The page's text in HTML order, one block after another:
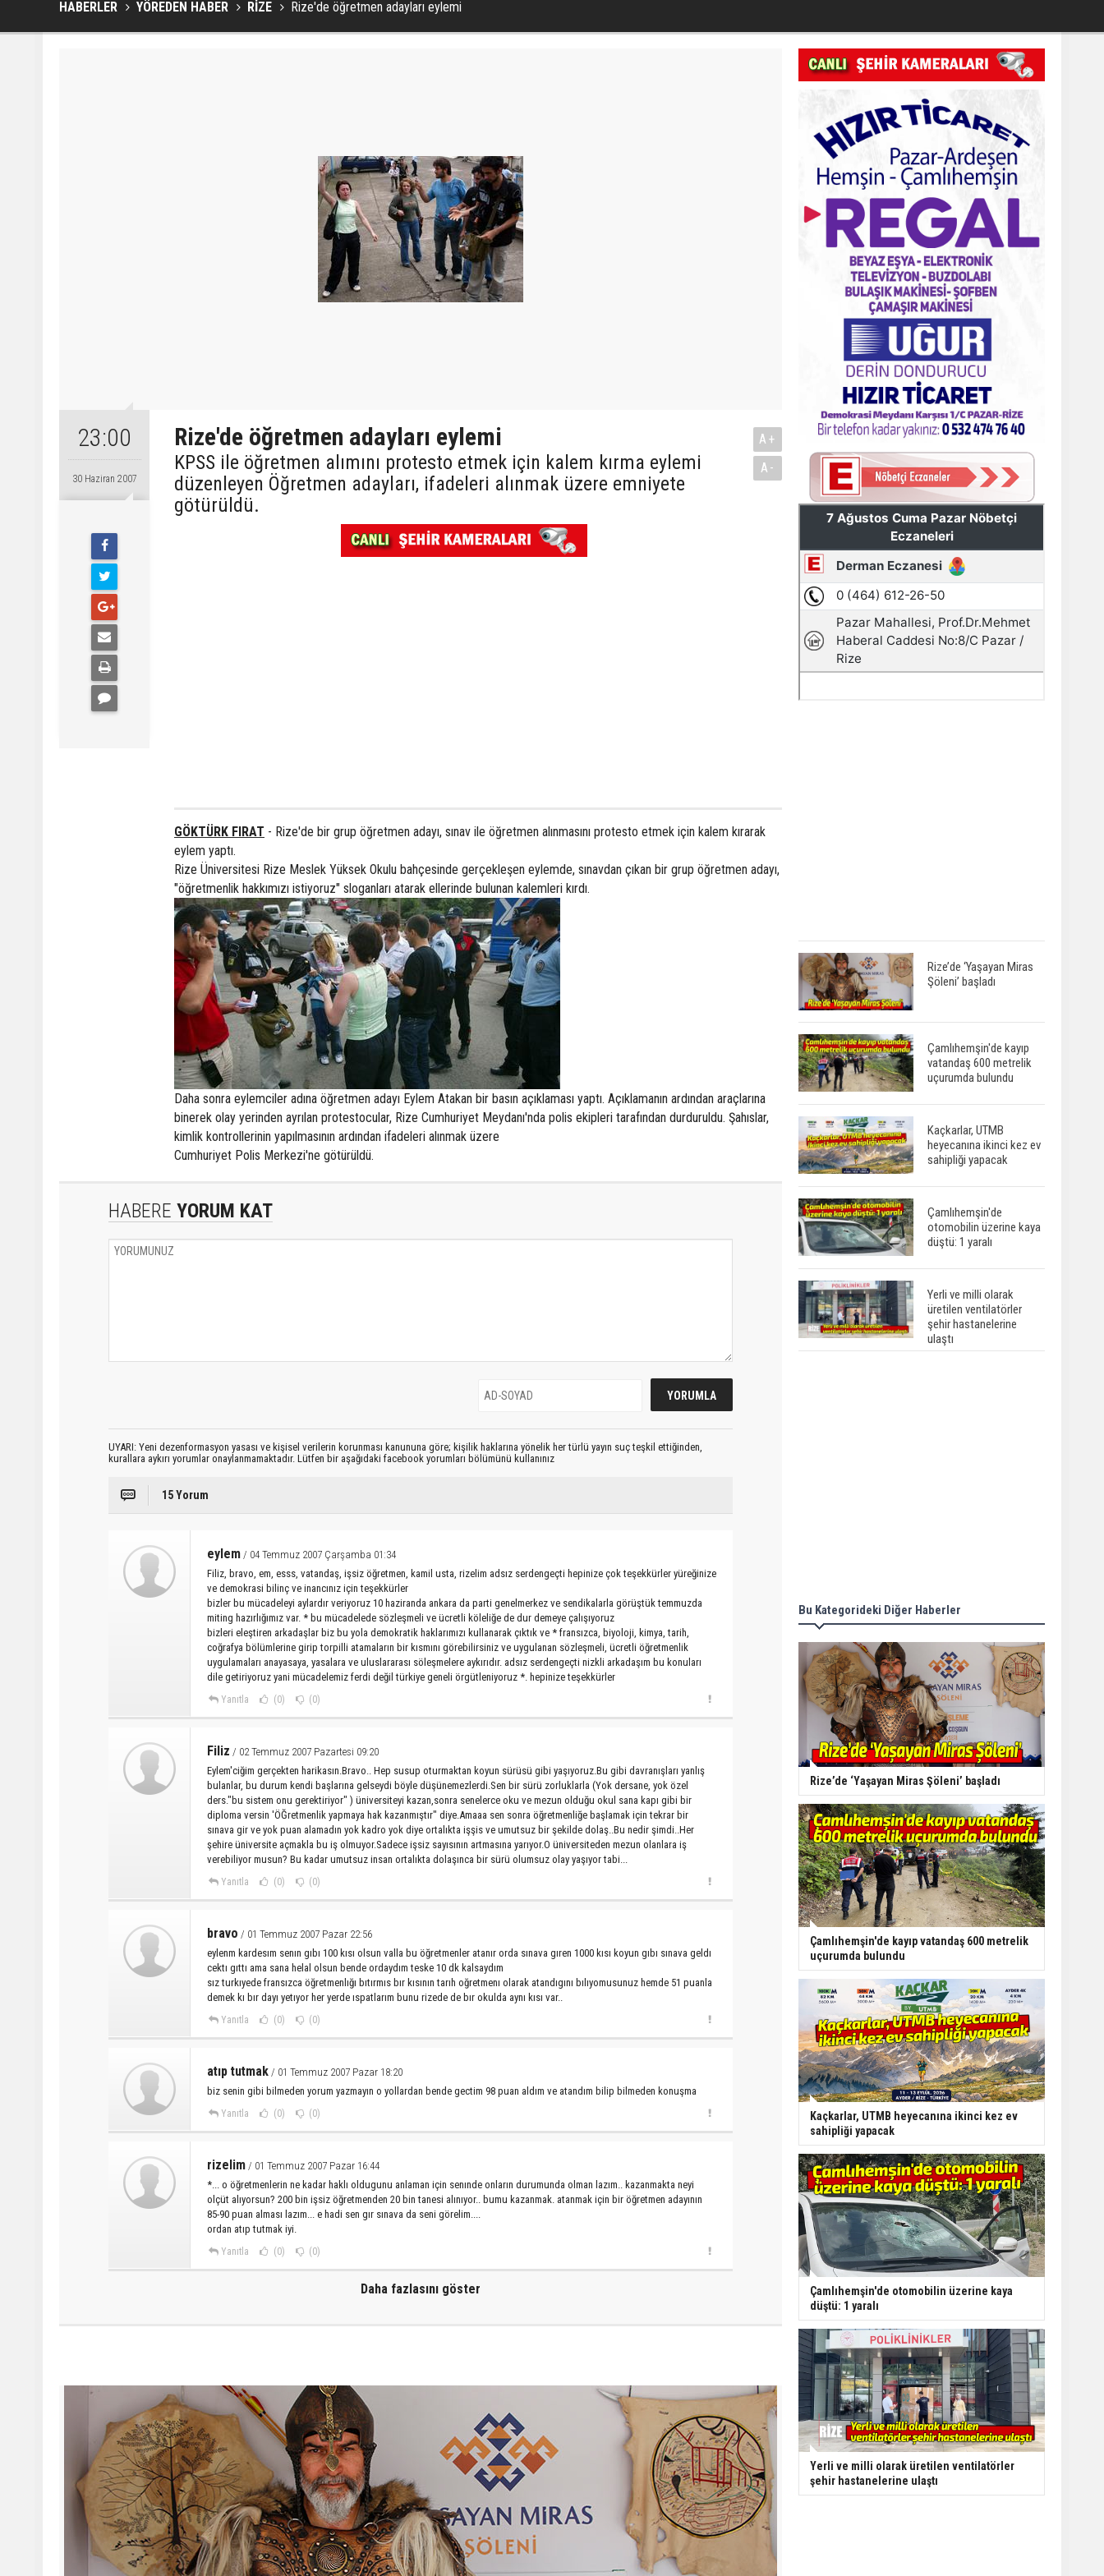
HABERLER YÖREDEN HABER RİZE Rize'de öğretmen adayları eylemi
23:00
30 Haziran 2007
Rize'de öğretmen adayları eylemi
KPSS ile öğretmen alımını protesto etmek için kalem kırma eylemi
düzenleyen Öğretmen adayları, ifadeleri alınmak üzere emniyete
götürüldü.
A+
A-
GÖKTÜRK FIRAT - Rize'de bir grup öğretmen adayı, sınav ile öğretmen alınmasını protesto etmek için kalem kırarak
eylem yaptı.
Rize Üniversitesi Rize Meslek Yüksek Okulu bahçesinde gerçekleşen eylemde, sınavdan çıkan bir grup öğretmen adayı,
"öğretmenlik hakkımızı istiyoruz" sloganları atarak ellerinde bulunan kalemleri kırdı.
Daha sonra eylemciler adına öğretmen adayı Eylem Atakan bir basın açıklaması yaptı. Açıklamanın ardından araçlarına
binerek olay yerinden ayrılan protestocular, Rize Cumhuriyet Meydanı'nda polis ekipleri tarafından durduruldu. Şahıslar,
kimlik kontrollerinin yapılmasının ardından ifadeleri alınmak üzere
Cumhuriyet Polis Merkezi'ne götürüldü.
HABERE YORUM KAT
UYARI: Yeni dezenformasyon yasası ve kişisel verilerin korunması kanununa göre; kişilik haklarına yönelik her türlü yayın suç teşkil ettiğinden,
kurallara aykırı yorumlar onaylanmamaktadır. Lütfen bir aşağıdaki facebook yorumları bölümünü kullanınız
15 Yorum
eylem / 04 Temmuz 2007 Çarşamba 01:34
Filiz, bravo, em, esss, vatandaş, işsiz öğretmen, kamil usta, rizelim adsız serdengeçti hepinize çok teşekkürler yüreğinize
ve demokrasi bilinç ve inancınız için teşekkürler
bizler bu mücadeleyi aylardır veriyoruz 10 haziranda ankara da parti genelmerkez ve sendikalarla görüştük temmuzda
miting hazırlığımız var. * bu mücadelede sözleşmeli ve ücretli köleliğe de dur demeye çalışıyoruz
bizleri eleştiren arkadaşlar biz bu yola demokratik haklarımızı kullanarak çıktık ve * fransızca, biyoloji, kimya, tarih,
coğrafya bölümlerine girip torpilli atamaların bir kısmını görebilirsiniz ve uygulanan sözleşmeli, ücretli öğretmenlik
uygulamaları anayasaya, yasalara ve uluslararası söleşmelere aykırıdır. adsız serdengeçti nizkli arkadaşım bu konuları
dile getiriyoruz yani mücadelemiz ferdi değil türkiye geneli örgütleniyoruz *. hepinize teşekkürler
Yanıtla (0) (0)
Filiz / 02 Temmuz 2007 Pazartesi 09:20
Eylem'ciğim gerçekten harikasın.Bravo.. Hep susup oturmaktan koyun sürüsü gibi yaşıyoruz.Bu gibi davranışları yanlış
bulanlar, bu durum kendi başlarına gelseydi böyle düşünemezlerdi.Sen bir sürü zorluklarla (Yok dersane, yok özel
ders."bu sistem onu gerektiriyor" ) üniversiteyi kazan,sonra senelerce oku ve mezun olduğu okul sana kapı gibi bir
diploma versin 'ÖĞretmenlik yapmaya hak kazanmıştır" diye.Amaaa sen sonra öğretmenliğe başlamak için tekrar bir
sınava gir ve yok puan alamadın yok kadro yok diye ortalıkta işşis ve umutsuz bir şekilde dolaş..Bu nedir şimdi..Her
şehire üniversite açmakla bu iş olmuyor.Sadece işsiz sayısının artmasına yarıyor.O üniversiteden mezun olanlara iş
verebiliyor musun? Bu kadar umutsuz insan ortalıkta dolaşınca bir sürü olumsuz olay yaşıyor tabi...
Yanıtla (0) (0)
bravo / 01 Temmuz 2007 Pazar 22:56
eylenm kardesım senın gıbı 100 kısı olsun valla bu öğretmenler atanır orda sınava gıren 1000 kısı koyun gıbı sınava geldı
cektı gıttı ama sana helal olsun bende ordaydım teske 10 dk kalsaydım
sız turkıyede fransızca öğretmenlığı bıtırmıs bır kısının tarıh oğretmenı olarak atandıgını bılıyomusunuz hemde 51 puanla
demek kı bır dayı yetıyor her yerde ıspatlarım bunu rizede de bır okulda aynı kısı var..
Yanıtla (0) (0)
atıp tutmak / 01 Temmuz 2007 Pazar 18:20
biz senin gibi bilmeden yorum yazmayın o yollardan bende gectim 98 puan aldım ve atandım bilip bilmeden konuşma
Yanıtla (0) (0)
rizelim / 01 Temmuz 2007 Pazar 16:44
*... o öğretmenlerin ne kadar haklı oldugunu anlaman için senınde onların durumunda olman lazım.. kazanmakta neyi
olçüt alıyorsun? 200 bin işsiz öğretmenden 20 bin tanesi alınıyor.. bumu kazanmak. atanmak için bir öğretmen adayının
85-90 puan alması lazım... e hadi sen gır sınava da seni görelim....
ordan atıp tutmak iyi.
Yanıtla (0) (0)
Daha fazlasını göster
Rize’de ‘Yaşayan Miras
Şöleni’ başladı
Çamlıhemşin'de kayıp
vatandaş 600 metrelik
uçurumda bulundu
Kaçkarlar, UTMB
heyecanına ikinci kez ev
sahipliği yapacak
Çamlıhemşin'de
otomobilin üzerine kaya
düştü: 1 yaralı
Yerli ve milli olarak
üretilen ventilatörler
şehir hastanelerine
ulaştı
Bu Kategorideki Diğer Haberler
Rize’de ‘Yaşayan Miras Şöleni’ başladı
Çamlıhemşin'de kayıp vatandaş 600 metrelik
uçurumda bulundu
Kaçkarlar, UTMB heyecanına ikinci kez ev
sahipliği yapacak
Çamlıhemşin'de otomobilin üzerine kaya
düştü: 1 yaralı
Yerli ve milli olarak üretilen ventilatörler
şehir hastanelerine ulaştı